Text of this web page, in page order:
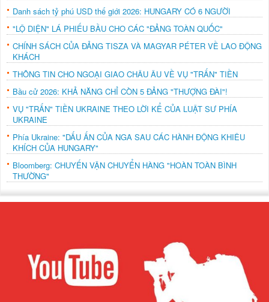
Danh sách tỷ phú USD thế giới 2026: HUNGARY CÓ 6 NGƯỜI
"LỘ DIỆN" LÁ PHIẾU BẦU CHO CÁC "ĐẢNG TOÀN QUỐC"
CHÍNH SÁCH CỦA ĐẢNG TISZA VÀ MAGYAR PÉTER VỀ LAO ĐỘNG
KHÁCH
THÔNG TIN CHO NGOẠI GIAO CHÂU ÂU VỀ VỤ "TRẤN" TIỀN
Bầu cử 2026: KHẢ NĂNG CHỈ CÒN 5 ĐẢNG "THƯỢNG ĐÀI"!
VỤ "TRẤN" TIỀN UKRAINE THEO LỜI KỂ CỦA LUẬT SƯ PHÍA
UKRAINE
Phía Ukraine: "DẤU ẤN CỦA NGA SAU CÁC HÀNH ĐỘNG KHIÊU
KHÍCH CỦA HUNGARY"
Bloomberg: CHUYẾN VẬN CHUYỂN HÀNG "HOÀN TOÀN BÌNH
THƯỜNG"